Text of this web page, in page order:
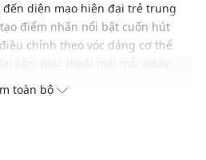
diện mạo hiện đại trẻ trung
điểm nhấn nổi bật cuốn hút
chỉnh theo vóc dáng cơ thể
khí tạo cảm giác mềm mại
phom dáng ổn định lâu dài
toàn bộ